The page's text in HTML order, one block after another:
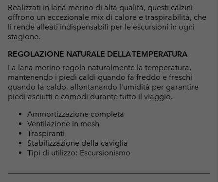
Realizzati in lana merino di alta qualità, questi calzini
offrono un eccezionale mix di calore e traspirabilità, che
li rende alleati indispensabili per le escursioni in ogni
stagione.
REGOLAZIONE NATURALE DELLA TEMPERATURA
La lana merino regola naturalmente la temperatura,
mantenendo i piedi caldi quando fa freddo e freschi
quando fa caldo, allontanando l'umidità per garantire
piedi asciutti e comodi durante tutto il viaggio.
Ammortizzazione completa
Ventilazione in mesh
Traspiranti
Stabilizzazione della caviglia
Tipi di utilizzo: Escursionismo